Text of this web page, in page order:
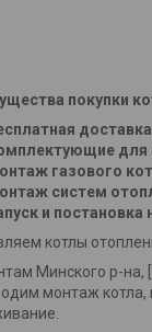
покупки
для
газового
систем
и
котлы
Минского р-на,
монтаж котла,